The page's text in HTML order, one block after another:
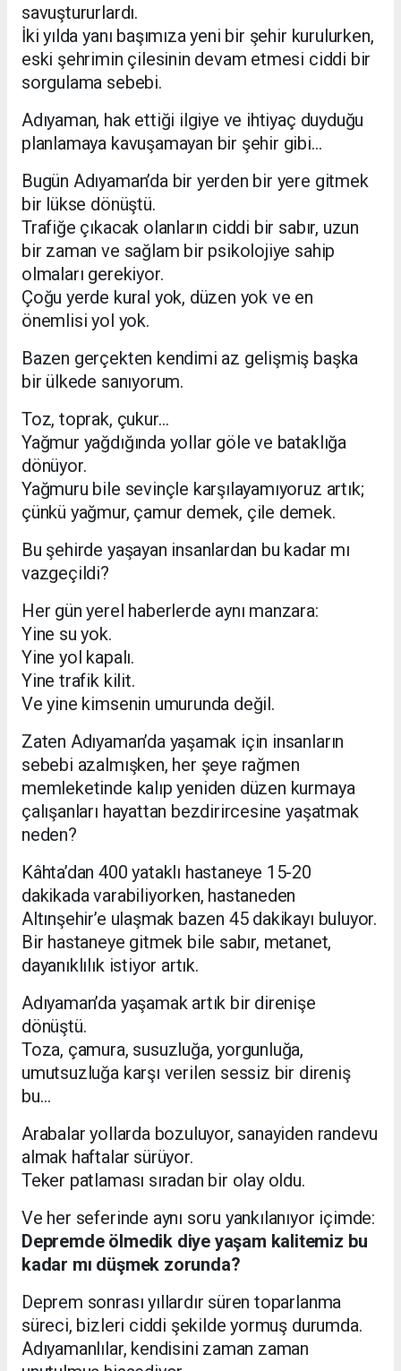
savuştururlardı.
İki yılda yanı başımıza yeni bir şehir kurulurken,
eski şehrimin çilesinin devam etmesi ciddi bir
sorgulama sebebi.
Adıyaman, hak ettiği ilgiye ve ihtiyaç duyduğu
planlamaya kavuşamayan bir şehir gibi…
Bugün Adıyaman’da bir yerden bir yere gitmek
bir lükse dönüştü.
Trafiğe çıkacak olanların ciddi bir sabır, uzun
bir zaman ve sağlam bir psikolojiye sahip
olmaları gerekiyor.
Çoğu yerde kural yok, düzen yok ve en
önemlisi yol yok.
Bazen gerçekten kendimi az gelişmiş başka
bir ülkede sanıyorum.
Toz, toprak, çukur…
Yağmur yağdığında yollar göle ve bataklığa
dönüyor.
Yağmuru bile sevinçle karşılayamıyoruz artık;
çünkü yağmur, çamur demek, çile demek.
Bu şehirde yaşayan insanlardan bu kadar mı
vazgeçildi?
Her gün yerel haberlerde aynı manzara:
Yine su yok.
Yine yol kapalı.
Yine trafik kilit.
Ve yine kimsenin umurunda değil.
Zaten Adıyaman’da yaşamak için insanların
sebebi azalmışken, her şeye rağmen
memleketinde kalıp yeniden düzen kurmaya
çalışanları hayattan bezdirircesine yaşatmak
neden?
Kâhta’dan 400 yataklı hastaneye 15-20
dakikada varabiliyorken, hastaneden
Altınşehir’e ulaşmak bazen 45 dakikayı buluyor.
Bir hastaneye gitmek bile sabır, metanet,
dayanıklılık istiyor artık.
Adıyaman’da yaşamak artık bir direnişe
dönüştü.
Toza, çamura, susuzluğa, yorgunluğa,
umutsuzluğa karşı verilen sessiz bir direniş
bu…
Arabalar yollarda bozuluyor, sanayiden randevu
almak haftalar sürüyor.
Teker patlaması sıradan bir olay oldu.
Ve her seferinde aynı soru yankılanıyor içimde:
Depremde ölmedik diye yaşam kalitemiz bu
kadar mı düşmek zorunda?
Deprem sonrası yıllardır süren toparlanma
süreci, bizleri ciddi şekilde yormuş durumda.
Adıyamanlılar, kendisini zaman zaman